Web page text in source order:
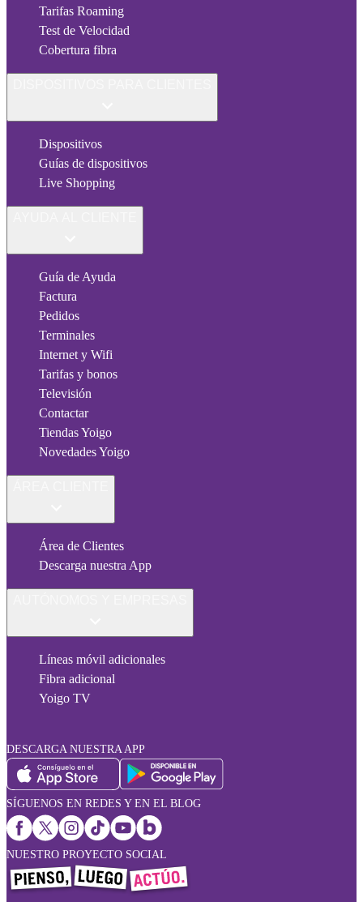
Tarifas Roaming
Test de Velocidad
Cobertura fibra
Dispositivos
Guías de dispositivos
Live Shopping
Guía de Ayuda
Factura
Pedidos
Terminales
Internet y Wifi
Tarifas y bonos
Televisión
Contactar
Tiendas Yoigo
Novedades Yoigo
Área de Clientes
Descarga nuestra App
Líneas móvil adicionales
Fibra adicional
Yoigo TV
DESCARGA NUESTRA APP
SÍGUENOS EN REDES Y EN EL BLOG
NUESTRO PROYECTO SOCIAL